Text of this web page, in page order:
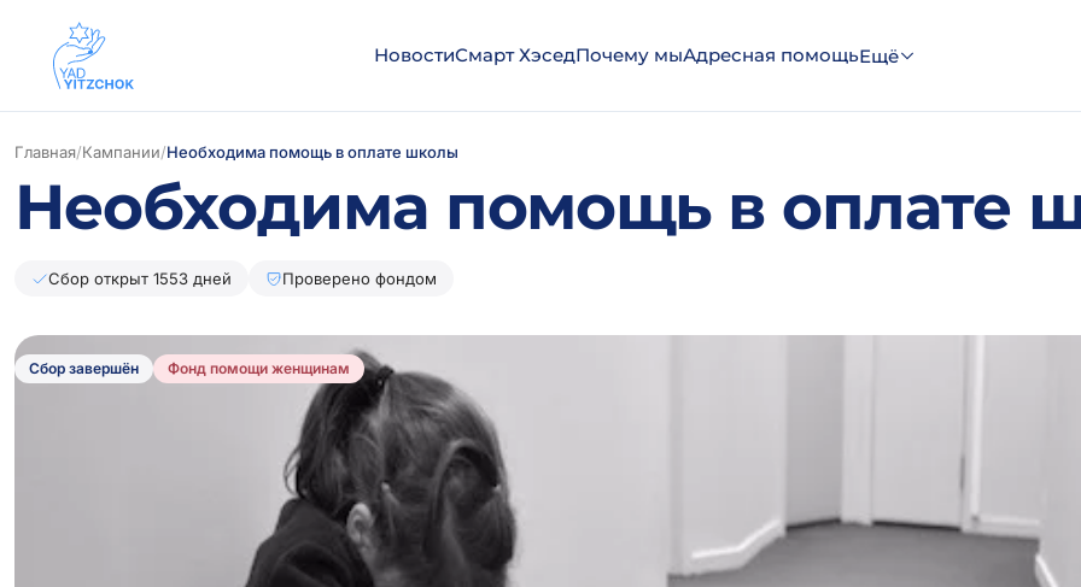
НовостиСмарт ХэседПочему мыАдресная помощьЕщё
Главная/Кампании/Необходима помощь в оплате школы
Необходима помощь в оплате
Сбор открыт 1553 дней Проверено фондом
Сбор завершён Фонд помощи женщинам